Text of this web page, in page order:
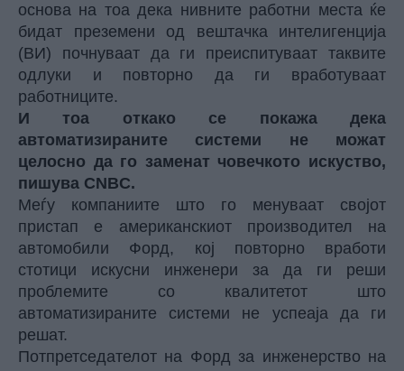
основа на тоа дека нивните работни места ќе
бидат преземени од вештачка интелигенција
(ВИ) почнуваат да ги преиспитуваат таквите
одлуки и повторно да ги вработуваат
работниците.
И тоа откако се покажа дека
автоматизираните системи не можат
целосно да го заменат човечкото искуство,
пишува CNBC.
Меѓу компаниите што го менуваат својот
пристап е американскиот производител на
автомобили Форд, кој повторно вработи
стотици искусни инженери за да ги реши
проблемите со квалитетот што
автоматизираните системи не успеаја да ги
решат.
Потпретседателот на Форд за инженерство на